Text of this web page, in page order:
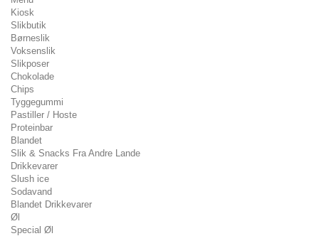
Kiosk
Slikbutik
Børneslik
Voksenslik
Slikposer
Chokolade
Chips
Tyggegummi
Pastiller / Hoste
Proteinbar
Blandet
Slik & Snacks Fra Andre Lande
Drikkevarer
Slush ice
Sodavand
Blandet Drikkevarer
Øl
Special Øl